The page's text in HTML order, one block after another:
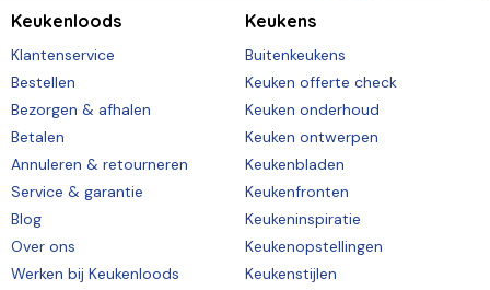
Keukenloods
Klantenservice
Bestellen
Bezorgen & afhalen
Betalen
Annuleren & retourneren
Service & garantie
Blog
Over ons
Werken bij Keukenloods
Keukens
Buitenkeukens
Keuken offerte check
Keuken onderhoud
Keuken ontwerpen
Keukenbladen
Keukenfronten
Keukeninspiratie
Keukenopstellingen
Keukenstijlen